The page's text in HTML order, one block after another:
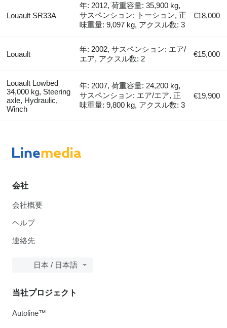
Louault SR33A
年: 2012, 荷重容量: 35,900 kg,
サスペンション: トーション, 正
味重量: 9,097 kg, アクスル数: 3
€18,000
Louault
年: 2002, サスペンション: エア/
エア, アクスル数: 2
€15,000
Louault Lowbed
34,000 kg, Steering
axle, Hydraulic,
Winch
年: 2007, 荷重容量: 24,200 kg,
サスペンション: エア/エア, 正
味重量: 9,800 kg, アクスル数: 3
€19,900
会社
会社概要
ヘルプ
連絡先
日本 / 日本語
当社プロジェクト
Autoline™